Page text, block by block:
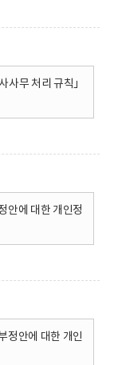
사무 처리 규칙」
안에 대한 개인정
정안에 대한 개인